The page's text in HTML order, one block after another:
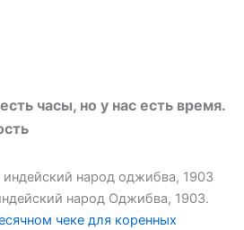
часы, но у нас есть время.
народ Оджибва, 1903.
чеке для коренных